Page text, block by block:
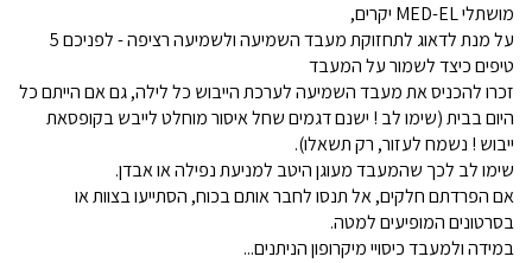
מושתלי MED-EL יקרים,
על מנת לדאוג לתחזוקת מעבד השמיעה ולשמיעה רציפה - לפניכם 5
טיפים כיצד לשמור על המעבד
זכרו להכניס את מעבד השמיעה לערכת הייבוש כל לילה, גם אם הייתם כל
היום בבית (שימו לב ! ישנם דגמים שחל איסור מוחלט לייבש בקופסאת
ייבוש ! נשמח לעזור, רק תשאלו).
שימו לב לכך שהמעבד מעוגן היטב למניעת נפילה או אבדן.
אם הפרדתם חלקים, אל תנסו לחבר אותם בכוח, הסתייעו בצוות או
בסרטונים המופיעים למטה.
במידה ולמעבד כיסויי מיקרופון הניתנים...